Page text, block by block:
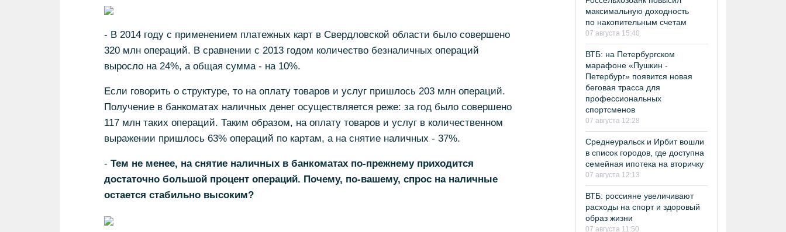
- В 2014 году с применением платежных карт в Свердловской области было совершено
320 млн операций. В сравнении с 2013 годом количество безналичных операций
выросло на 24%, а общая сумма - на 10%.
Если говорить о структуре, то на оплату товаров и услуг пришлось 203 млн операций.
Получение в банкоматах наличных денег осуществляется реже: за год было совершено
117 млн таких операций. Таким образом, на оплату товаров и услуг в количественном
выражении пришлось 63% операций по картам, а на снятие наличных - 37%.
- Тем не менее, на снятие наличных в банкоматах по-прежнему приходится
достаточно большой процент операций. Почему, по-вашему, спрос на наличные
остается стабильно высоким?
максимальную доходность
по накопительным счетам
07 августа 15:40
ВТБ: на Петербургском
марафоне «Пушкин -
Петербург» появится новая
беговая трасса для
профессиональных
спортсменов
07 августа 12:28
Среднеуральск и Ирбит вошли
в список городов, где доступна
семейная ипотека на вторичку
07 августа 12:13
ВТБ: россияне увеличивают
расходы на спорт и здоровый
образ жизни
07 августа 11:50